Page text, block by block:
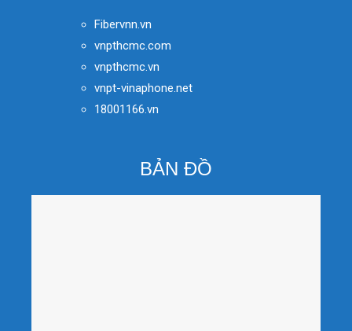
Fibervnn.vn
vnpthcmc.com
vnpthcmc.vn
vnpt-vinaphone.net
18001166.vn
BẢN ĐỒ